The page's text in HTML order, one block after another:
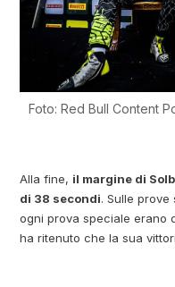
Foto: Red Bull Content
Alla fine, il margine di
di 38 secondi. Sulle
ogni prova speciale erano
ha ritenuto che la sua